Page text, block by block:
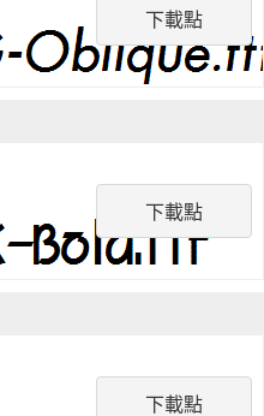
下載點
下載點
下載點